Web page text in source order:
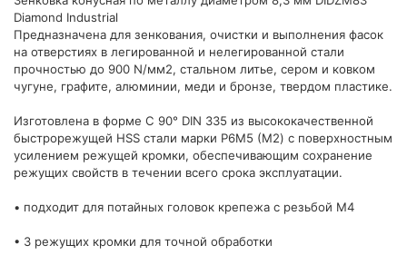
Diamond Industrial
Предназначена для зенкования, очистки и выполнения фасок
на отверстиях в легированной и нелегированной стали
прочностью до 900 N/мм2, стальном литье, сером и ковком
чугуне, графите, алюминии, меди и бронзе, твердом пластике.
Изготовлена в форме С 90° DIN 335 из высококачественной
быстрорежущей HSS стали марки P6M5 (М2) с поверхностным
усилением режущей кромки, обеспечивающим сохранение
режущих свойств в течении всего срока эксплуатации.
• подходит для потайных головок крепежа с резьбой М4
• 3 режущих кромки для точной обработки